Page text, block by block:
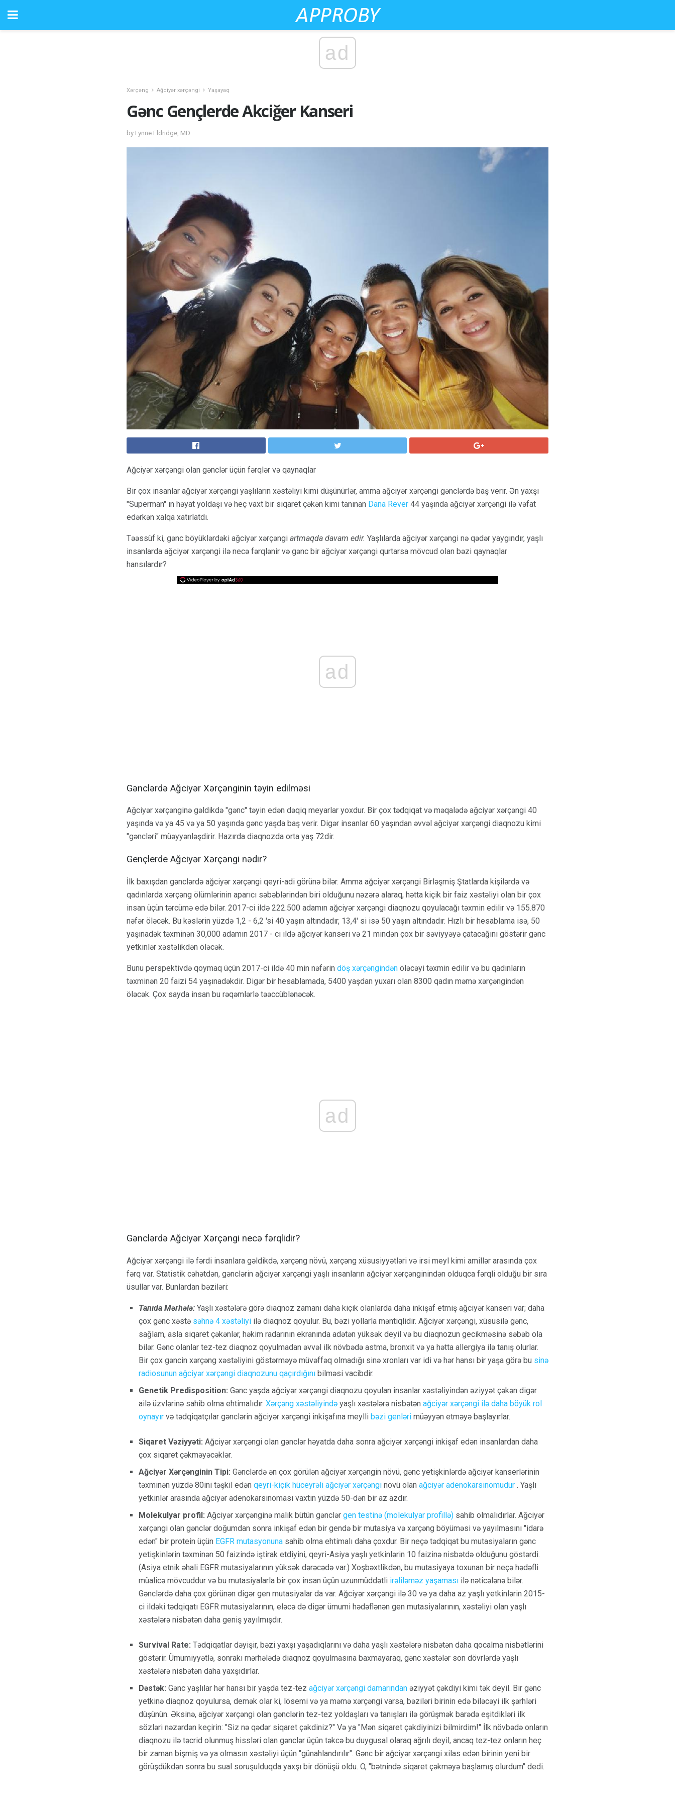
ad
Xərçəng Ağciyər xərçəngi Yaşayaq
Gənc Gençlerde Akciğer Kanseri
by Lynne Eldridge, MD
Ağciyər xərçəngi olan gənclər üçün fərqlər və qaynaqlar
Bir çox insanlar ağciyər xərçəngi yaşlıların xəstəliyi kimi düşünürlər, amma ağciyər xərçəngi gənclərdə baş verir. Ən yaxşı
"Superman" ın həyat yoldaşı və heç vaxt bir siqaret çəkən kimi tanınan Dana Rever 44 yaşında ağciyər xərçəngi ilə vəfat
edərkən xalqa xatırlatdı.
Təəssüf ki, gənc böyüklərdəki ağciyər xərçəngi artmaqda davam edir. Yaşlılarda ağciyər xərçəngi nə qədər yaygındır, yaşlı
insanlarda ağciyər xərçəngi ilə necə fərqlənir və gənc bir ağciyər xərçəngi qurtarsa ​​mövcud olan bəzi qaynaqlar
hansılardır?
ad
Gənclərdə Ağciyər Xərçənginin təyin edilməsi
Ağciyər xərçənginə gəldikdə "gənc" təyin edən dəqiq meyarlar yoxdur. Bir çox tədqiqat və məqalədə ağciyər xərçəngi 40
yaşında və ya 45 və ya 50 yaşında gənc yaşda baş verir. Digər insanlar 60 yaşından əvvəl ağciyər xərçəngi diaqnozu kimi
"gəncləri" müəyyənləşdirir. Hazırda diaqnozda orta yaş 72dir.
Gençlerde Ağciyər Xərçəngi nədir?
İlk baxışdan gənclərdə ağciyər xərçəngi qeyri-adi görünə bilər. Amma ağciyər xərçəngi Birləşmiş Ştatlarda kişilərdə və
qadınlarda xərçəng ölümlərinin aparıcı səbəblərindən biri olduğunu nəzərə alaraq, hətta kiçik bir faiz xəstəliyi olan bir çox
insan üçün tərcümə edə bilər. 2017-ci ildə 222.500 adamın ağciyər xərçəngi diaqnozu qoyulacağı təxmin edilir və 155.870
nəfər öləcək. Bu kəslərin yüzdə 1,2 - 6,2 'si 40 yaşın altındadır, 13,4' si isə 50 yaşın altındadır. Hızlı bir hesablama isə, 50
yaşınadək təxminən 30,000 adamın 2017 - ci ildə ağciyər kanseri və 21 mindən çox bir səviyyəyə çatacağını göstərir gənc
yetkinlər xəstəlikdən öləcək.
Bunu perspektivdə qoymaq üçün 2017-ci ildə 40 min nəfərin döş xərçəngindən öləcəyi təxmin edilir və bu qadınların
təxminən 20 faizi 54 yaşınadəkdir. Digər bir hesablamada, 5400 yaşdan yuxarı olan 8300 qadın məmə xərçəngindən
öləcək. Çox sayda insan bu rəqəmlərlə təəccüblənəcək.
ad
Gənclərdə Ağciyər Xərçəngi necə fərqlidir?
Ağciyər xərçəngi ilə fərdi insanlara gəldikdə, xərçəng növü, xərçəng xüsusiyyətləri və irsi meyl kimi amillər arasında çox
fərq var. Statistik cəhətdən, gənclərin ağciyər xərçəngi yaşlı insanların ağciyər xərçənginindən olduqca fərqli olduğu bir sıra
üsullar var. Bunlardan bəziləri:
Tanıda Mərhələ: Yaşlı xəstələrə görə diaqnoz zamanı daha kiçik olanlarda daha inkişaf etmiş ağciyər kanseri var; daha
çox gənc xəstə səhnə 4 xəstəliyi ilə diaqnoz qoyulur. Bu, bəzi yollarla məntiqlidir. Ağciyər xərçəngi, xüsusilə gənc,
sağlam, asla siqaret çəkənlər, həkim radarının ekranında adətən yüksək deyil və bu diaqnozun gecikməsinə səbəb ola
bilər. Gənc olanlar tez-tez diaqnoz qoyulmadan əvvəl ilk növbədə astma, bronxit və ya hətta allergiya ilə tanış olurlar.
Bir çox gəncin xərçəng xəstəliyini göstərməyə müvəffəq olmadığı sinə xronları var idi və hər hansı bir yaşa görə bu sinə
radiosunun ağciyər xərçəngi diaqnozunu qaçırdığını bilməsi vacibdir.
Genetik Predisposition: Gənc yaşda ağciyər xərçəngi diaqnozu qoyulan insanlar xəstəliyindən əziyyət çəkən digər
ailə üzvlərinə sahib olma ehtimalıdır. Xərçəng xəstəliyində yaşlı xəstələrə nisbətən ağciyər xərçəngi ilə daha böyük rol
oynayır və tədqiqatçılar gənclərin ağciyər xərçəngi inkişafına meylli bəzi genləri müəyyən etməyə başlayırlar.
Siqaret Vəziyyəti: Ağciyər xərçəngi olan gənclər həyatda daha sonra ağciyər xərçəngi inkişaf edən insanlardan daha
çox siqaret çəkməyəcəklər.
Ağciyər Xərçənginin Tipi: Gənclərdə ən çox görülən ağciyər xərçəngin növü, gənc yetişkinlərdə ağciyər kanserlərinin
təxminən yüzdə 80ini təşkil edən qeyri-kiçik hüceyrəli ağciyər xərçəngi növü olan ağciyər adenokarsinomudur . Yaşlı
yetkinlər arasında ağciyər adenokarsinoması vaxtın yüzdə 50-dən bir az azdır.
Molekulyar profil: Ağciyər xərçənginə malik bütün gənclər gen testinə (molekulyar profillə) sahib olmalıdırlar. Ağciyər
xərçəngi olan gənclər doğumdan sonra inkişaf edən bir gendə bir mutasiya və xərçəng böyüməsi və yayılmasını "idarə
edən" bir protein üçün EGFR mutasyonuna sahib olma ehtimalı daha çoxdur. Bir neçə tədqiqat bu mutasiyaların gənc
yetişkinlərin təxminən 50 faizində iştirak etdiyini, qeyri-Asiya yaşlı yetkinlərin 10 faizinə nisbətdə olduğunu göstərdi.
(Asiya etnik əhali EGFR mutasiyalarının yüksək dərəcədə var.) Xoşbəxtlikdən, bu mutasiyaya toxunan bir neçə hədəfli
müalicə mövcuddur və bu mutasiyalarla bir çox insan üçün uzunmüddətli irəliləməz yaşaması ilə nəticələnə bilər.
Gənclərdə daha çox görünən digər gen mutasiyalar da var. Ağciyər xərçəngi ilə 30 və ya daha az yaşlı yetkinlərin 2015-
ci ildəki tədqiqatı EGFR mutasiyalarının, eləcə də digər ümumi hədəflənən gen mutasiyalarının, xəstəliyi olan yaşlı
xəstələrə nisbətən daha geniş yayılmışdır.
Survival Rate: Tədqiqatlar dəyişir, bəzi yaxşı yaşadıqlarını və daha yaşlı xəstələrə nisbətən daha qocalma nisbətlərini
göstərir. Ümumiyyətlə, sonrakı mərhələdə diaqnoz qoyulmasına baxmayaraq, gənc xəstələr son dövrlərdə yaşlı
xəstələrə nisbətən daha yaxşıdırlar.
Dəstək: Gənc yaşlılar hər hansı bir yaşda tez-tez ağciyər xərçəngi damarından əziyyət çəkdiyi kimi tək deyil. Bir gənc
yetkinə diaqnoz qoyulursa, demək olar ki, lösemi və ya məmə xərçəngi varsa, bəziləri birinin edə biləcəyi ilk şərhləri
düşünün. Əksinə, ağciyər xərçəngi olan gənclərin tez-tez yoldaşları və tanışları ilə görüşmək barədə eşitdikləri ilk
sözləri nəzərdən keçirin: "Siz nə qədər siqaret çəkdiniz?" Və ya "Mən siqaret çəkdiyinizi bilmirdim!" İlk növbədə onların
diaqnozu ilə təcrid olunmuş hissləri olan gənclər üçün təkcə bu duygusal olaraq ağrılı deyil, ancaq tez-tez onların heç
bir zaman bişmiş və ya olmasın xəstəliyi üçün "günahlandırılır". Gənc bir ağciyər xərçəngi xilas edən birinin yeni bir
görüşdükdən sonra bu sual soruşulduqda yaxşı bir dönüşü oldu. O, "bətnində siqaret çəkməyə başlamış olurdum" dedi.